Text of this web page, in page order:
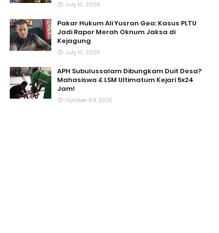
July 10, 2026
Pakar Hukum Ali Yusran Gea: Kasus PLTU
Jadi Rapor Merah Oknum Jaksa di
Kejagung
July 10, 2026
APH Subulussalam Dibungkam Duit Desa?
Mahasiswa & LSM Ultimatum Kejari 5x24
Jam!
October 04, 2025